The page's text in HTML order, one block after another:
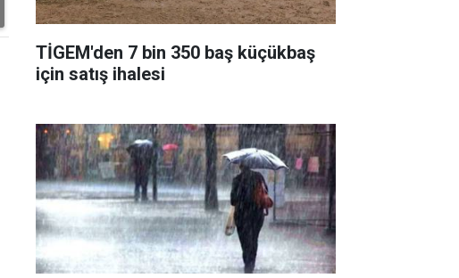
TİGEM'den 7 bin 350 baş küçükbaş
için satış ihalesi